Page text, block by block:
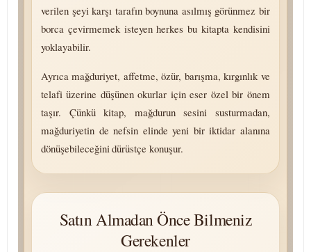
verilen şeyi karşı tarafın boynuna asılmış görünmez bir
borca çevirmemek isteyen herkes bu kitapta kendisini
yoklayabilir.
Ayrıca mağduriyet, affetme, özür, barışma, kırgınlık ve
telafi üzerine düşünen okurlar için eser özel bir önem
taşır. Çünkü kitap, mağdurun sesini susturmadan,
mağduriyetin de nefsin elinde yeni bir iktidar alanına
dönüşebileceğini dürüstçe konuşur.
Satın Almadan Önce Bilmeniz
Gerekenler